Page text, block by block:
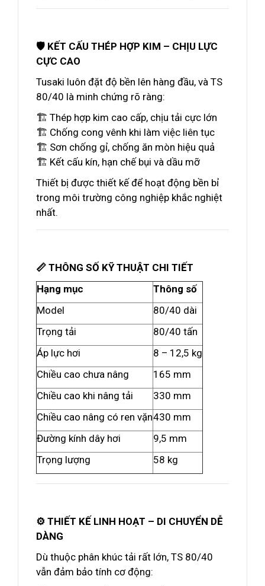
🛡️ KẾT CẤU THÉP HỢP KIM – CHỊU LỰC
CỰC CAO
Tusaki luôn đặt độ bền lên hàng đầu, và TS
80/40 là minh chứng rõ ràng:
🏗️ Thép hợp kim cao cấp, chịu tải cực lớn
🏗️ Chống cong vênh khi làm việc liên tục
🏗️ Sơn chống gỉ, chống ăn mòn hiệu quả
🏗️ Kết cấu kín, hạn chế bụi và dầu mỡ
Thiết bị được thiết kế để hoạt động bền bỉ
trong môi trường công nghiệp khắc nghiệt
nhất.
📏 THÔNG SỐ KỸ THUẬT CHI TIẾT
Hạng mục
Thông số
Model
80/40 dài
Trọng tải
80/40 tấn
Áp lực hơi
8 – 12,5 kg
Chiều cao chưa nâng
165 mm
Chiều cao khi nâng tải
330 mm
Chiều cao nâng có ren vặn430 mm
Đường kính dây hơi
9,5 mm
Trọng lượng
58 kg
⚙️ THIẾT KẾ LINH HOẠT – DI CHUYỂN DỄ
DÀNG
Dù thuộc phân khúc tải rất lớn, TS 80/40
vẫn đảm bảo tính cơ động: